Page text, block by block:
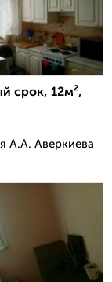
срок, 12м²,
А.А. Аверкиева